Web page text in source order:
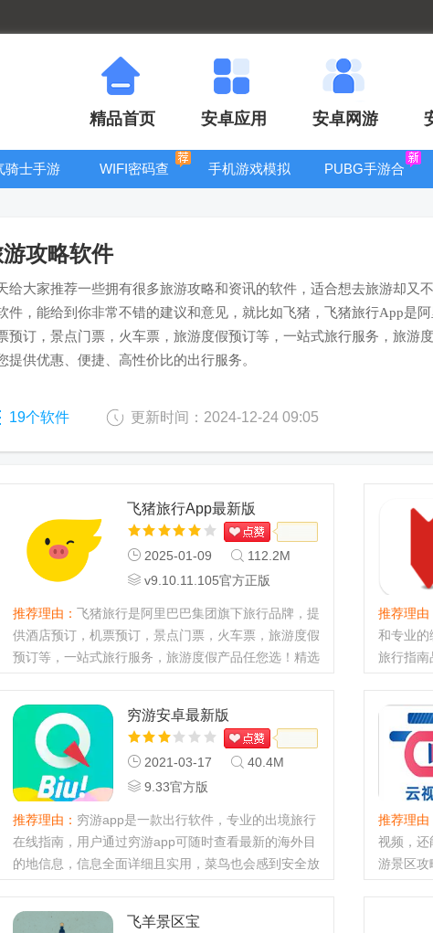
精品首页 安卓应用 安卓网游
骑士手游
WIFI密码查
手机游戏模拟
PUBG手游合
攻略软件
给大家推荐一些拥有很多旅游攻略和资讯的软件，适合想去旅游却又
件，能给到你非常不错的建议和意见，就比如飞猪，飞猪旅行App是
预订，景点门票，火车票，旅游度假预订等，一站式旅行服务，旅游
提供优惠、便捷、高性价比的出行服务。
19个软件 更新时间：2024-12-24 09:05
飞猪旅行App最新版
2025-01-09
112.2M
v9.10.11.105官方正版
推荐理由： 飞猪旅行是阿里巴巴集团旗下旅行品牌，提
供酒店预订，机票预订，景点门票，火车票，旅游度假
预订等，一站式旅行服务，旅游度假产品任您选！精选
推荐理由
和专业的
旅行指南
穷游安卓最新版
2021-03-17
40.4M
9.33官方版
推荐理由： 穷游app是一款出行软件，专业的出境旅行
在线指南，用户通过穷游app可随时查看最新的海外目
的地信息，信息全面详细且实用，菜鸟也会感到安全放
推荐理由
视频，还
游景区攻
飞羊景区宝